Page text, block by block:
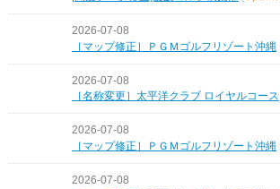
2026-07-08
［マップ修正］ＰＧＭゴルフリゾート沖縄
2026-07-08
［名称変更］太平洋クラブ ロイヤルコース
2026-07-08
［マップ修正］ＰＧＭゴルフリゾート沖縄
2026-07-08